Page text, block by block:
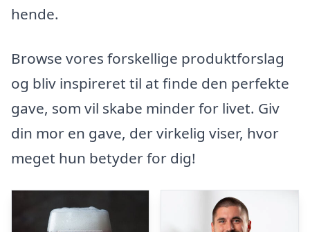
hende.
Browse vores forskellige produktforslag
og bliv inspireret til at finde den perfekte
gave, som vil skabe minder for livet. Giv
din mor en gave, der virkelig viser, hvor
meget hun betyder for dig!